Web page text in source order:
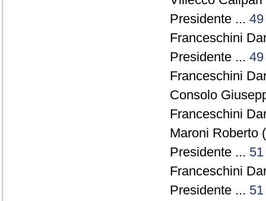
Presidente ... 49
Franceschini
Presidente ... 49
Franceschini
Consolo
Franceschini
Maroni Roberto
Presidente ... 51
Franceschini
Presidente ... 51